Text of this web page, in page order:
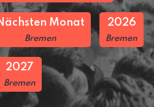
Monat
Bremen
2026
Bremen
2027
Bremen